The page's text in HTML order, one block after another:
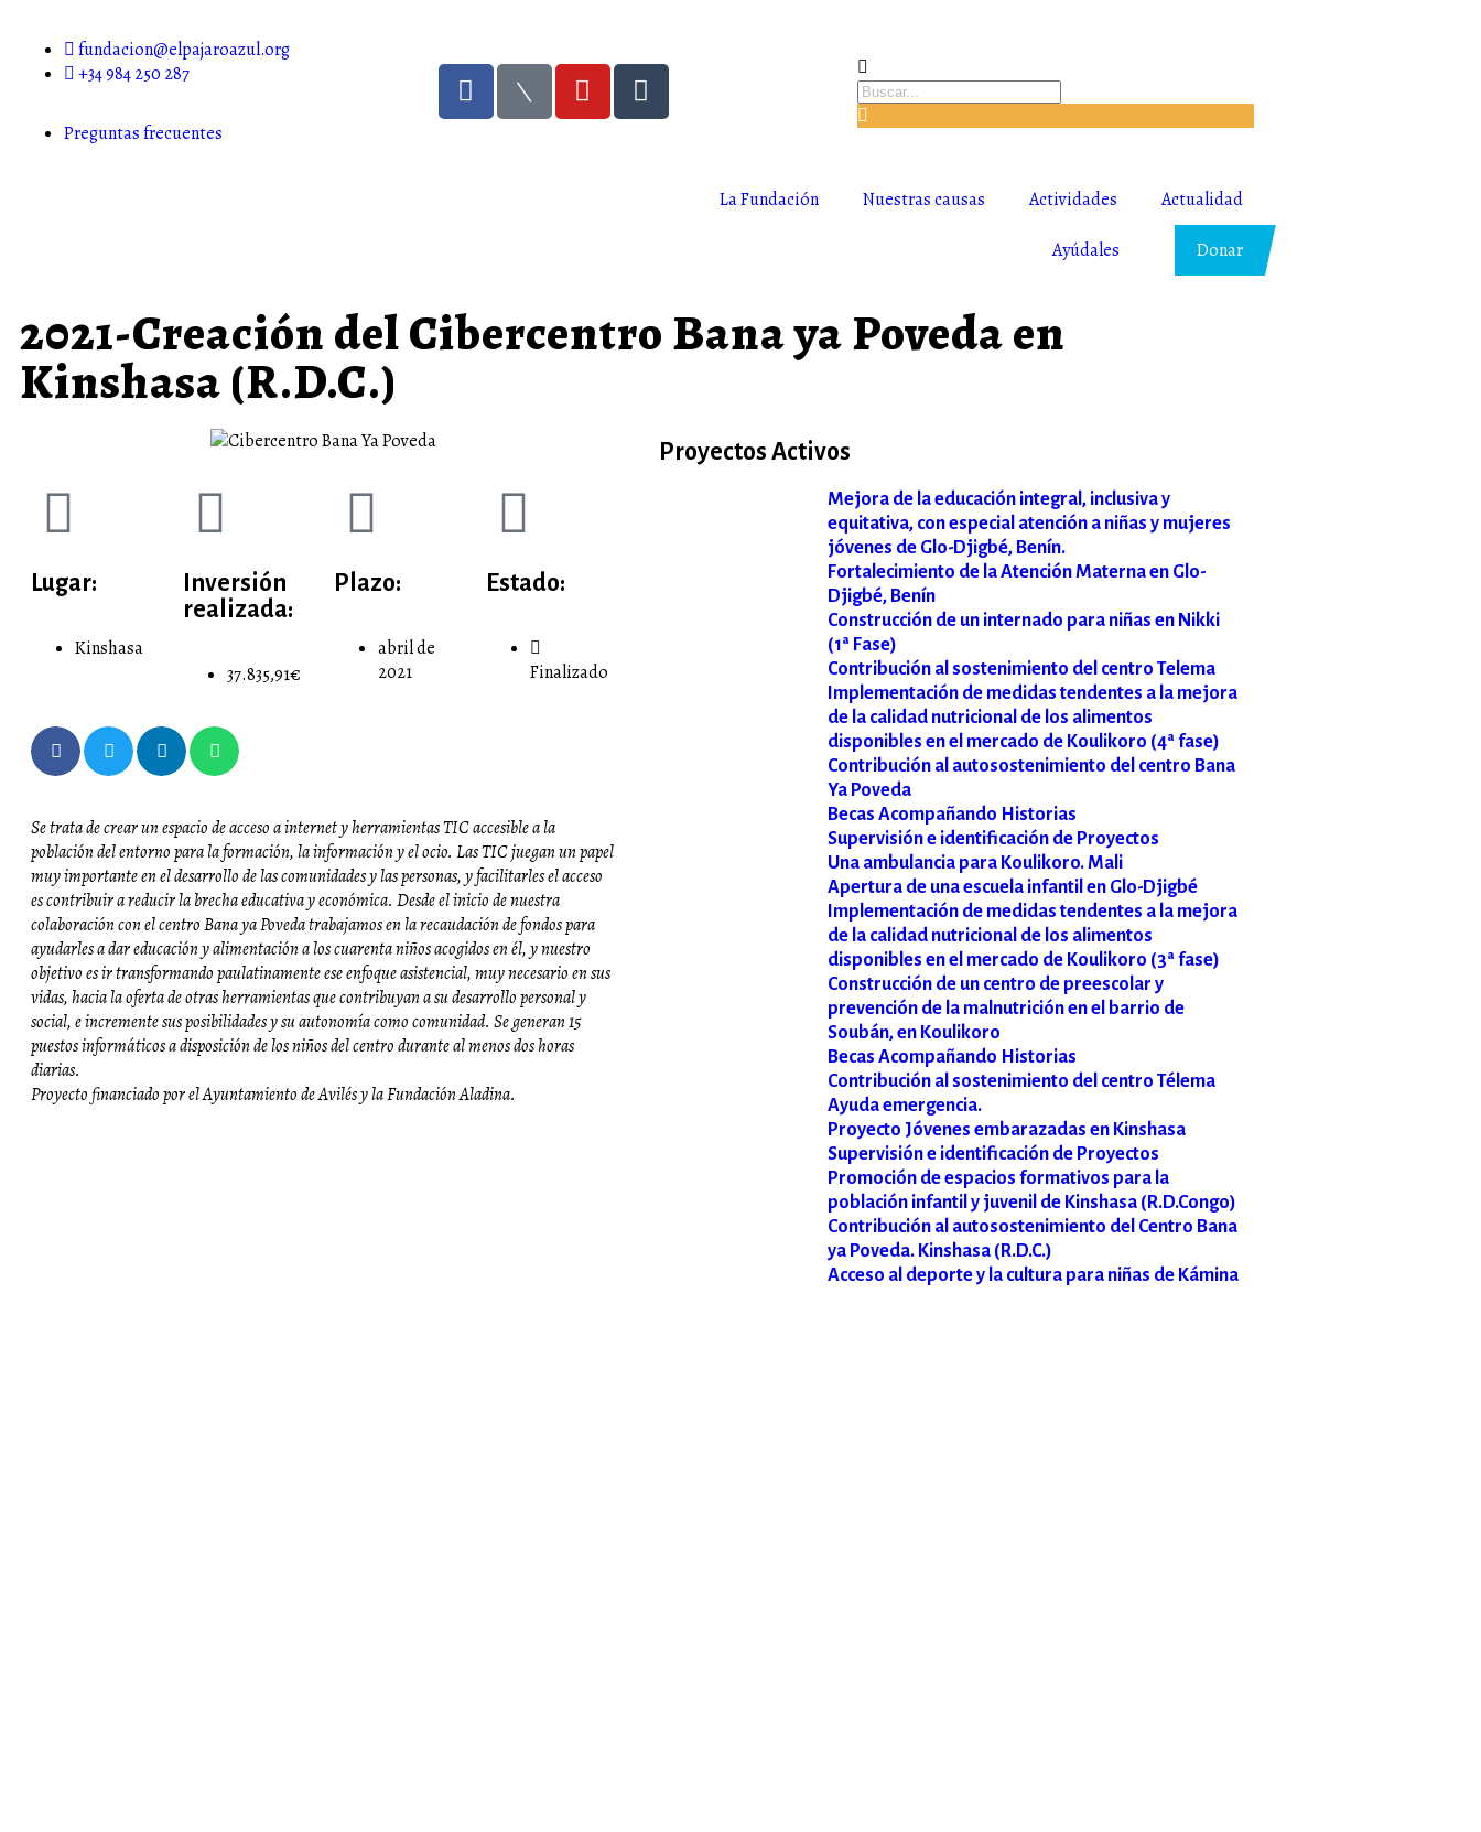
fundacion@elpajaroazul.org
+34 984 250 287
Preguntas frecuentes
La Fundación Nuestras causas Actividades Actualidad
Ayúdales Donar
2021-Creación del Cibercentro Bana ya Poveda en
Kinshasa (R.D.C.)
Lugar:
Kinshasa
Inversión
realizada:
37.835,91€
Plazo:
abril de
2021
Estado:
Finalizado
Se trata de crear un espacio de acceso a internet y herramientas TIC accesible a la
población del entorno para la formación, la información y el ocio. Las TIC juegan un papel
muy importante en el desarrollo de las comunidades y las personas, y facilitarles el acceso
es contribuir a reducir la brecha educativa y económica. Desde el inicio de nuestra
colaboración con el centro Bana ya Poveda trabajamos en la recaudación de fondos para
ayudarles a dar educación y alimentación a los cuarenta niños acogidos en él, y nuestro
objetivo es ir transformando paulatinamente ese enfoque asistencial, muy necesario en sus
vidas, hacia la oferta de otras herramientas que contribuyan a su desarrollo personal y
social, e incremente sus posibilidades y su autonomía como comunidad. Se generan 15
puestos informáticos a disposición de los niños del centro durante al menos dos horas
diarias.
Proyecto financiado por el Ayuntamiento de Avilés y la Fundación Aladina.
Proyectos Activos
Mejora de la educación integral, inclusiva y
equitativa, con especial atención a niñas y mujeres
jóvenes de Glo-Djigbé, Benín.
Fortalecimiento de la Atención Materna en Glo-
Djigbé, Benín
Construcción de un internado para niñas en Nikki
(1ª Fase)
Contribución al sostenimiento del centro Telema
Implementación de medidas tendentes a la mejora
de la calidad nutricional de los alimentos
disponibles en el mercado de Koulikoro (4ª fase)
Contribución al autosostenimiento del centro Bana
Ya Poveda
Becas Acompañando Historias
Supervisión e identificación de Proyectos
Una ambulancia para Koulikoro. Mali
Apertura de una escuela infantil en Glo-Djigbé
Implementación de medidas tendentes a la mejora
de la calidad nutricional de los alimentos
disponibles en el mercado de Koulikoro (3ª fase)
Construcción de un centro de preescolar y
prevención de la malnutrición en el barrio de
Soubán, en Koulikoro
Becas Acompañando Historias
Contribución al sostenimiento del centro Télema
Ayuda emergencia.
Proyecto Jóvenes embarazadas en Kinshasa
Supervisión e identificación de Proyectos
Promoción de espacios formativos para la
población infantil y juvenil de Kinshasa (R.D.Congo)
Contribución al autosostenimiento del Centro Bana
ya Poveda. Kinshasa (R.D.C.)
Acceso al deporte y la cultura para niñas de Kámina